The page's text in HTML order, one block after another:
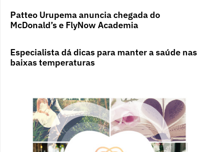
Patteo Urupema anuncia chegada do
McDonald’s e FlyNow Academia
Especialista dá dicas para manter a saúde nas
baixas temperaturas